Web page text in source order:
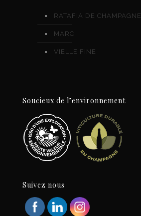
RATAFIA DE CHAMPAGNE
MARC
VIELLE FINE
Soucieux de l’environnement
Suivez nous